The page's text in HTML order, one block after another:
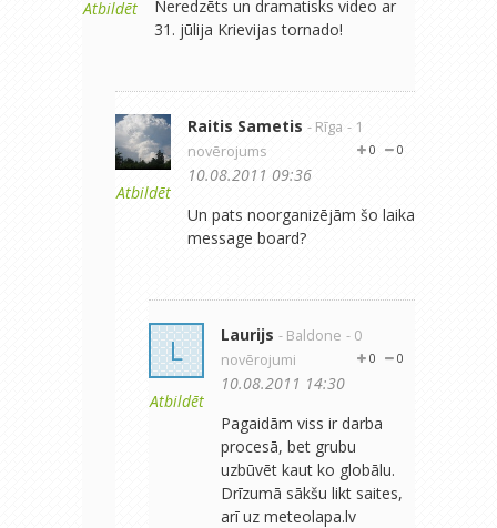
Atbildēt
Neredzēts un dramatisks video ar
31. jūlija Krievijas tornado!
Atbildēt
Raitis Sametis - Rīga - 1
novērojums
0
0
10.08.2011 09:36
Un pats noorganizējām šo laika
message board?
L
Atbildēt
Laurijs - Baldone - 0
novērojumi
0
0
10.08.2011 14:30
Pagaidām viss ir darba
procesā, bet grubu
uzbūvēt kaut ko globālu.
Drīzumā sākšu likt saites,
arī uz meteolapa.lv